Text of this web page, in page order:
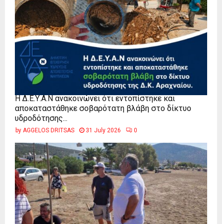
Η Δ.Ε.Υ.Α.Ν ανακοινώνει ότι εντοπίστηκε και
αποκαταστάθηκε σοβαρότατη βλάβη στο δίκτυο
υδροδότησης...
by AGGELOS DRITSAS 31 July 2026 0